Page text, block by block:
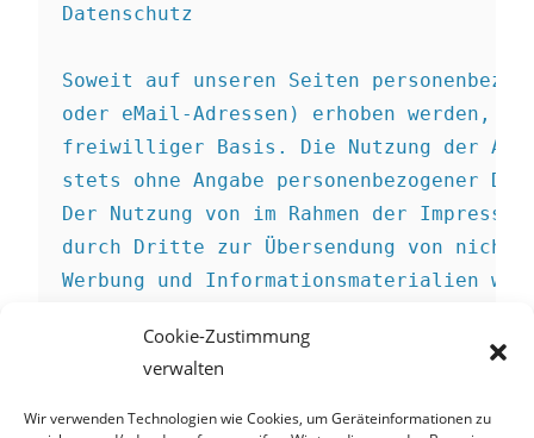
Cookie-Zustimmung
verwalten
Wir verwenden Technologien wie Cookies, um Geräteinformationen zu
Datenschutz
Soweit auf unseren Seiten
oder eMail-Adressen) erhoben
freiwilliger Basis. Die Nutzung der
stets ohne Angabe personenbezogener
Der Nutzung von im Rahmen der
durch Dritte zur Übersendung von
Werbung und Informationsmaterialien
Falle der unverlangten Zusendung von
Quelle: Disclaimer von Sören Siebert -